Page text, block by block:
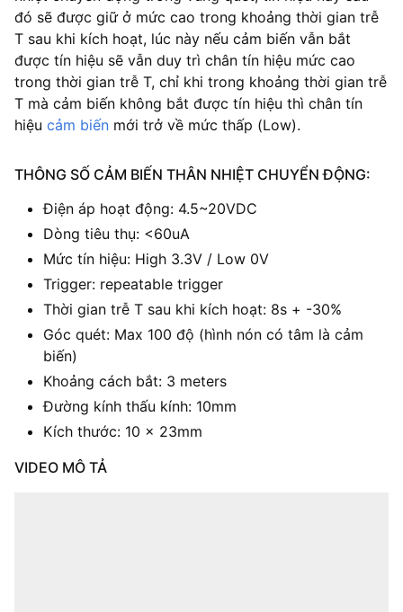
đó sẽ được giữ ở mức cao trong khoảng thời gian trễ
T sau khi kích hoạt, lúc này nếu cảm biến vẫn bắt
được tín hiệu sẽ vẫn duy trì chân tín hiệu mức cao
trong thời gian trễ T, chỉ khi trong khoảng thời gian trễ
T mà cảm biến không bắt được tín hiệu thì chân tín
hiệu cảm biến mới trở về mức thấp (Low).
THÔNG SỐ CẢM BIẾN THÂN NHIỆT CHUYỂN ĐỘNG:
Điện áp hoạt động: 4.5~20VDC
Dòng tiêu thụ: <60uA
Mức tín hiệu: High 3.3V / Low 0V
Trigger: repeatable trigger
Thời gian trễ T sau khi kích hoạt: 8s + -30%
Góc quét: Max 100 độ (hình nón có tâm là cảm
biến)
Khoảng cách bắt: 3 meters
Đường kính thấu kính: 10mm
Kích thước: 10 x 23mm
VIDEO MÔ TẢ